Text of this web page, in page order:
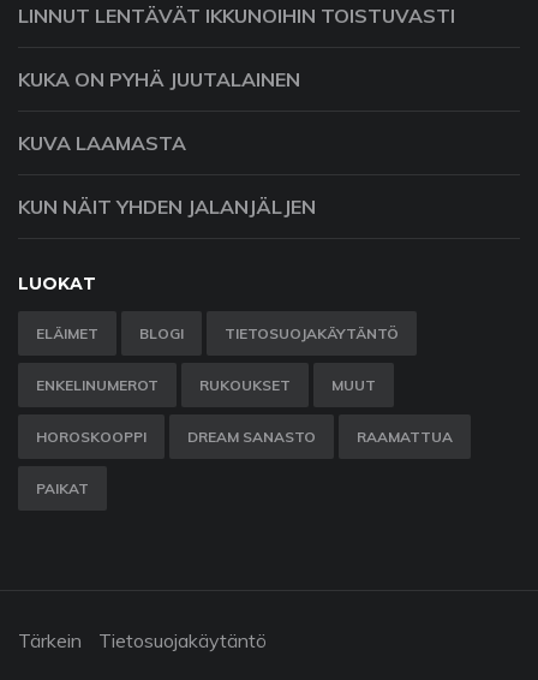
LINNUT LENTÄVÄT IKKUNOIHIN TOISTUVASTI
KUKA ON PYHÄ JUUTALAINEN
KUVA LAAMASTA
KUN NÄIT YHDEN JALANJÄLJEN
LUOKAT
ELÄIMET BLOGI TIETOSUOJAKÄYTÄNTÖ
ENKELINUMEROT RUKOUKSET MUUT
HOROSKOOPPI DREAM SANASTO RAAMATTUA
PAIKAT
Tärkein Tietosuojakäytäntö